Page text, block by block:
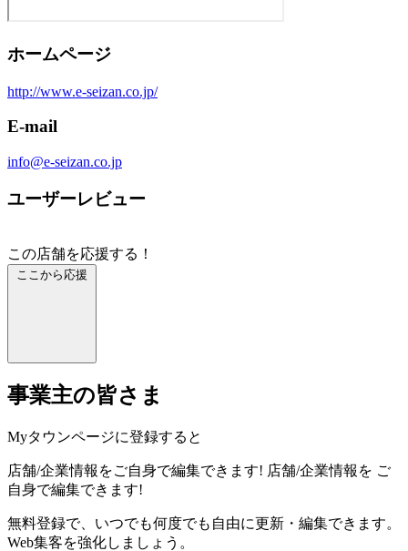
ホームページ
http://www.e-seizan.co.jp/
E-mail
info@e-seizan.co.jp
ユーザーレビュー
この店舗を応援する！
ここから応援
事業主の皆さま
Myタウンページに登録すると
店舗/企業情報をご自身で編集できます! 店舗/企業情報を ご
自身で編集できます!
無料登録で、いつでも何度でも自由に更新・編集できます。
Web集客を強化しましょう。